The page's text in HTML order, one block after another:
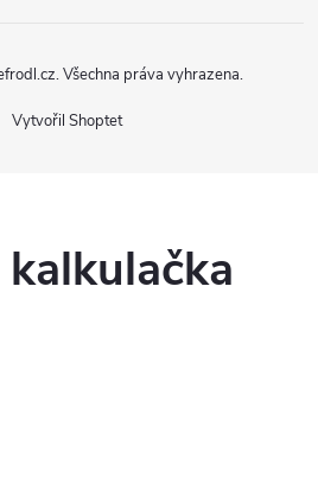
Vytvořil Shoptet
. Všechna práva vyhrazena.